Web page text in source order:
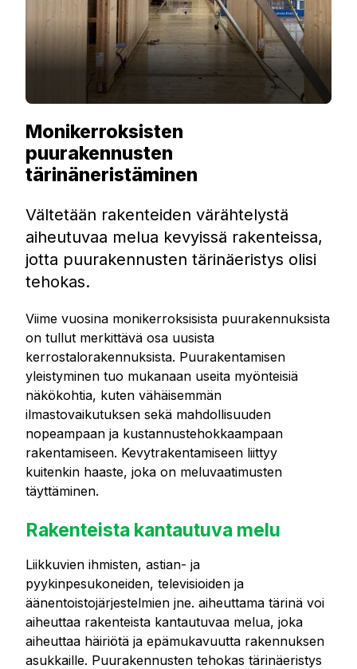
Monikerroksisten
puurakennusten
tärinäneristäminen
Vältetään rakenteiden värähtelystä
aiheutuvaa melua kevyissä rakenteissa,
jotta puurakennusten tärinäeristys olisi
tehokas.
Viime vuosina monikerroksisista puurakennuksista
on tullut merkittävä osa uusista
kerrostalorakennuksista. Puurakentamisen
yleistyminen tuo mukanaan useita myönteisiä
näkökohtia, kuten vähäisemmän
ilmastovaikutuksen sekä mahdollisuuden
nopeampaan ja kustannustehokkaampaan
rakentamiseen. Kevytrakentamiseen liittyy
kuitenkin haaste, joka on meluvaatimusten
täyttäminen.
Rakenteista kantautuva melu
Liikkuvien ihmisten, astian- ja
pyykinpesukoneiden, televisioiden ja
äänentoistojärjestelmien jne. aiheuttama tärinä voi
aiheuttaa rakenteista kantautuvaa melua, joka
aiheuttaa häiriötä ja epämukavuutta rakennuksen
asukkaille. Puurakennusten tehokas tärinäeristys